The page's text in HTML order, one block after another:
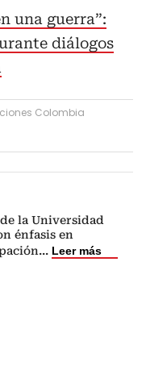
una guerra”:
diálogos
Colombia
la Universidad
énfasis en
... Leer más